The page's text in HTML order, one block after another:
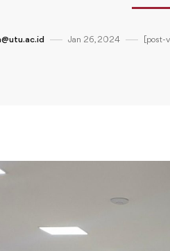
Jan 26, 2024 [post-